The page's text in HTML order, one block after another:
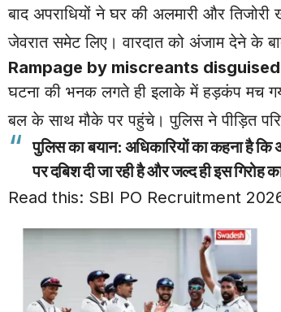
बाद अपराधियों ने घर की अलमारी और
जेवरात समेट लिए। वारदात को अंजाम देने के
Rampage by miscreants
घटना की भनक लगते ही इलाके में हड़कंप मच
बल के साथ मौके पर पहुंचे। पुलिस ने पीड़ित
पुलिस का बयान: अधिकारियों का कहना है कि
पर दबिश दी जा रही है और जल्द ही इस गिरोह
Read this: SBI PO Recruitment